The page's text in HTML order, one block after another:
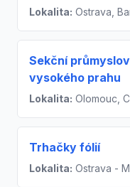
Lokalita: Ostrava,
Sekční
vysokého prahu
Lokalita: Olomouc,
Trhačky fólií
Lokalita: Ostrava -